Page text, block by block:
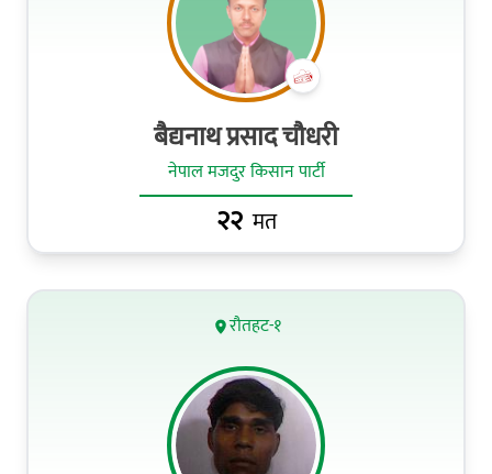
बैद्यनाथ प्रसाद चौधरी
नेपाल मजदुर किसान पार्टी
२२ मत
रौतहट-१